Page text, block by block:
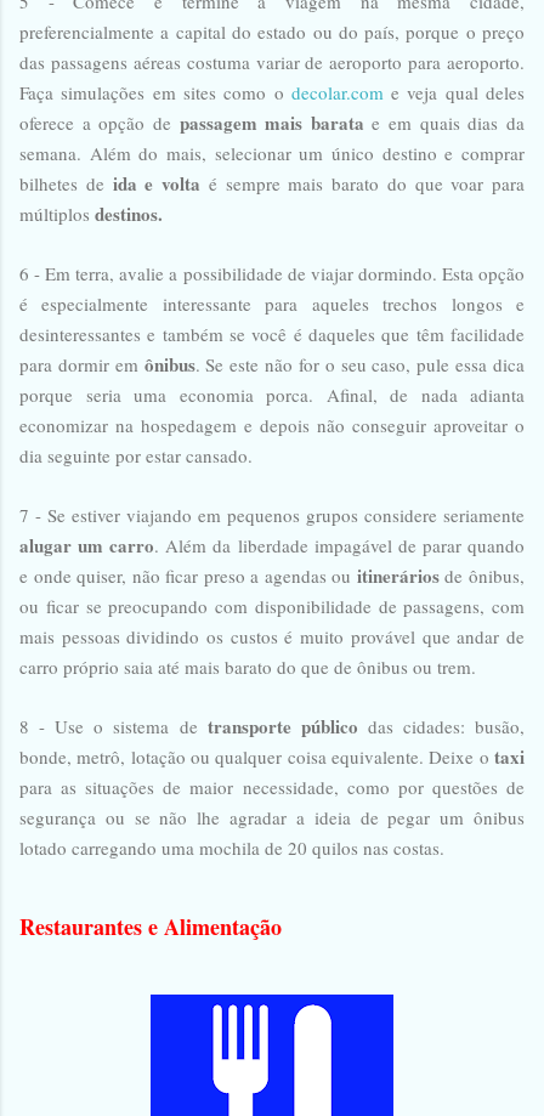
preferencialmente a capital do estado ou do país, porque o preço
das passagens aéreas costuma variar de aeroporto para aeroporto.
Faça simulações em sites como o decolar.com e veja qual deles
oferece a opção de passagem mais barata e em quais dias da
semana. Além do mais, selecionar um único destino e comprar
bilhetes de ida e volta é sempre mais barato do que voar para
múltiplos destinos.
6 - Em terra, avalie a possibilidade de viajar dormindo. Esta opção
é especialmente interessante para aqueles trechos longos e
desinteressantes e também se você é daqueles que têm facilidade
para dormir em ônibus. Se este não for o seu caso, pule essa dica
porque seria uma economia porca. Afinal, de nada adianta
economizar na hospedagem e depois não conseguir aproveitar o
dia seguinte por estar cansado.
7 - Se estiver viajando em pequenos grupos considere seriamente
alugar um carro. Além da liberdade impagável de parar quando
e onde quiser, não ficar preso a agendas ou itineráriosde ônibus,
ou ficar se preocupando com disponibilidade de passagens, com
mais pessoas dividindo os custos é muito provável que andar de
carro próprio saia até mais barato do que de ônibus ou trem.
8 - Use o sistema de transporte público das cidades: busão,
bonde, metrô, lotação ou qualquer coisa equivalente. Deixe o taxi
para as situações de maior necessidade, como por questões de
segurança ou se não lhe agradar a ideia de pegar um ônibus
lotado carregando uma mochila de 20 quilos nas costas.
Restaurantes e Alimentação